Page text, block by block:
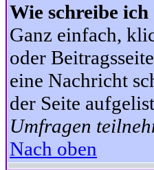
Wie schreibe
Ganz einfach,
oder
eine Nachricht
der Seite
Umfragen
Nach oben